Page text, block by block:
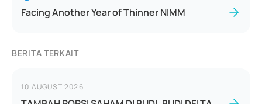
Facing Another Year of Thinner NIMM
BERITA TERKAIT
10 AUGUST 2026